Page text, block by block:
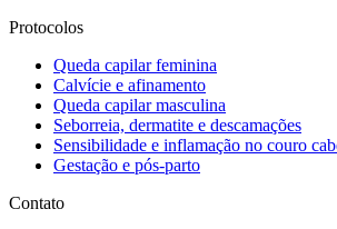
Protocolos
Queda capilar feminina
Calvície e afinamento
Queda capilar masculina
Seborreia, dermatite e descamações
Sensibilidade e inflamação no couro
Gestação e pós-parto
Contato